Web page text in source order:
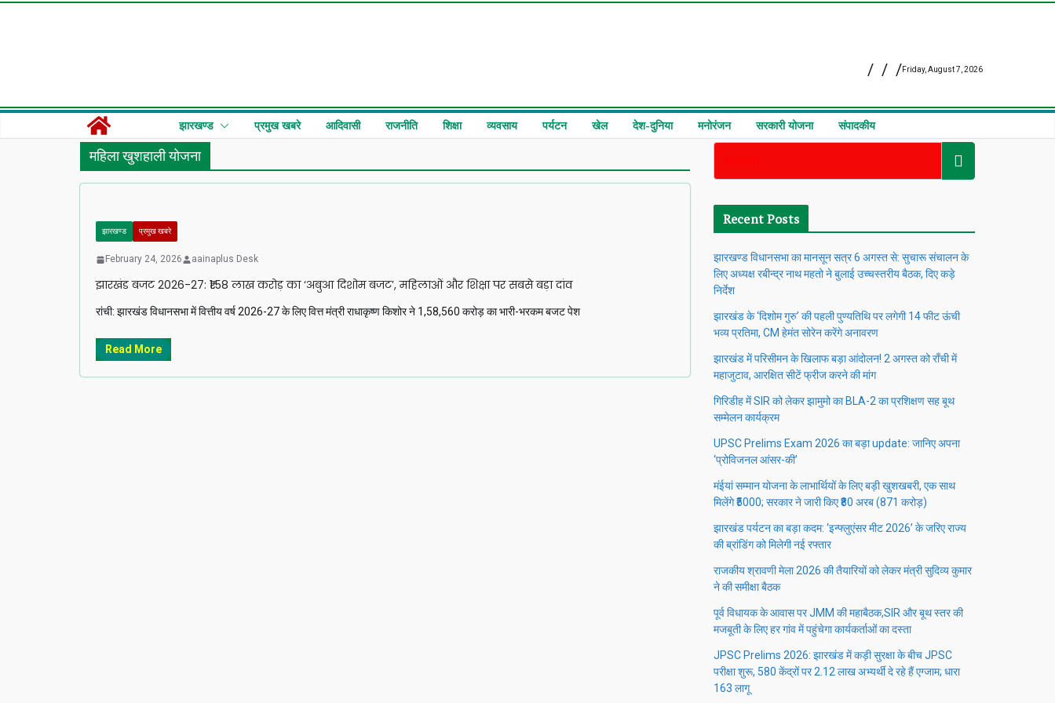
Friday, August 7, 2026
झारखण्ड प्रमुख खबरे आदिवासी राजनीति शिक्षा व्यवसाय पर्यटन खेल देश-दुनिया मनोरंजन सरकारी योजना संपादकीय
महिला खुशहाली योजना
झारखण्ड प्रमुख खबरे
February 24, 2026 aainaplus Desk
झारखंड बजट 2026-27: ₹1.58 लाख करोड़ का ‘अबुआ दिशोम बजट’, महिलाओं और शिक्षा पर सबसे बड़ा दांव
रांची: झारखंड विधानसभा में वित्तीय वर्ष 2026-27 के लिए वित्त मंत्री राधाकृष्ण किशोर ने ₹1,58,560 करोड़ का भारी-भरकम बजट पेश
Read More
Recent Posts
झारखण्ड विधानसभा का मानसून सत्र 6 अगस्त से: सुचारू संचालन के
लिए अध्यक्ष रबीन्द्र नाथ महतो ने बुलाई उच्चस्तरीय बैठक, दिए कड़े
निर्देश
झारखंड के ‘दिशोम गुरु’ की पहली पुण्यतिथि पर लगेगी 14 फीट ऊंची
भव्य प्रतिमा, CM हेमंत सोरेन करेंगे अनावरण
झारखंड में परिसीमन के खिलाफ बड़ा आंदोलन! 2 अगस्त को राँची में
महाजुटाव, आरक्षित सीटें फ्रीज करने की मांग
गिरिडीह में SIR को लेकर झामुमो का BLA-2 का प्रशिक्षण सह बूथ
सम्मेलन कार्यक्रम
UPSC Prelims Exam 2026 का बड़ा update: जानिए अपना
‘प्रोविजनल आंसर-की’
मंईयां सम्मान योजना के लाभार्थियों के लिए बड़ी खुशखबरी, एक साथ
मिलेंगे ₹5000; सरकार ने जारी किए ₹80 अरब (871 करोड़)
झारखंड पर्यटन का बड़ा कदम: ‘इन्फ्लुएंसर मीट 2026’ के जरिए राज्य
की ब्रांडिंग को मिलेगी नई रफ्तार
राजकीय श्रावणी मेला 2026 की तैयारियों को लेकर मंत्री सुदिव्य कुमार
ने की समीक्षा बैठक
पूर्व विधायक के आवास पर JMM की महाबैठक,SIR और बूथ स्तर की
मजबूती के लिए हर गांव में पहुंचेगा कार्यकर्ताओं का दस्ता
JPSC Prelims 2026: झारखंड में कड़ी सुरक्षा के बीच JPSC
परीक्षा शुरू, 580 केंद्रों पर 2.12 लाख अभ्यर्थी दे रहे हैं एग्जाम; धारा
163 लागू